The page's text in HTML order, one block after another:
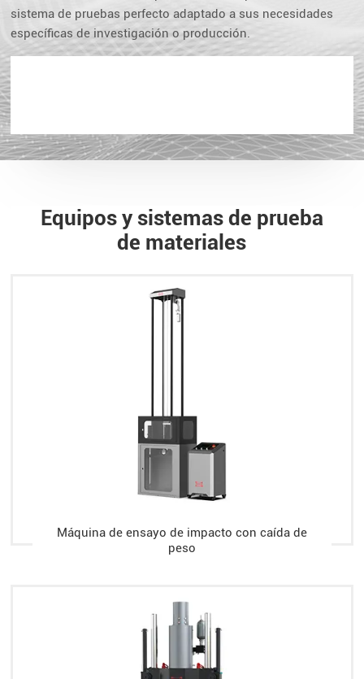
sistema de pruebas perfecto adaptado a sus necesidades
específicas de investigación o producción.
Equipos y sistemas de prueba
de materiales
Máquina de ensayo de impacto con caída de
peso